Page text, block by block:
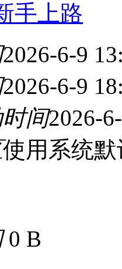
手上路
2026-6-9
2026-6-9
时间2026-
使用系统默
0 B